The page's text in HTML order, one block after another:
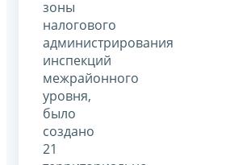
зоны
налогового
администрирования
инспекций
межрайонного
уровня,
было
создано
21